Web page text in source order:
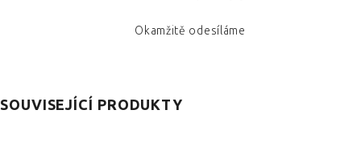
Okamžitě odesíláme
SOUVISEJÍCÍ PRODUKTY